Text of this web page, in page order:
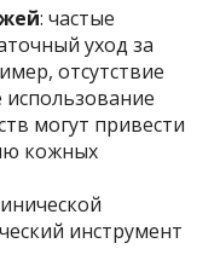
: частые
уход за
отсутствие
могут привести
кожных
инструмент